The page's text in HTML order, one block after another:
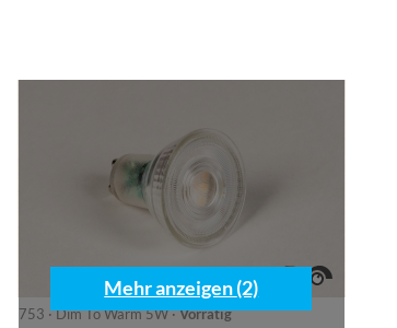
753 · Dim To Warm 5W ·Vorrätig
Mehr anzeigen (2)